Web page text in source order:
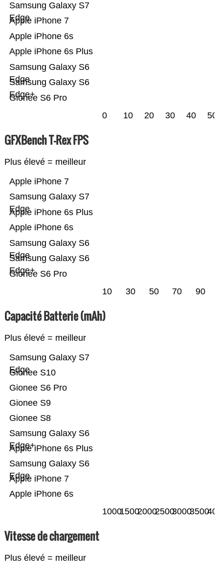
Gionee S6 Pro
Samsung Galaxy S6
Edge+
Samsung Galaxy S6
Edge
Apple iPhone 6s Plus
Apple iPhone 6s
Apple iPhone 7
Samsung Galaxy S7
Edge
0 10 20 30 40 50
GFXBench T-Rex FPS
Plus élevé = meilleur
Gionee S6 Pro
Samsung Galaxy S6
Edge+
Samsung Galaxy S6
Edge
Apple iPhone 6s
Apple iPhone 6s Plus
Samsung Galaxy S7
Edge
Apple iPhone 7
10 30 50 70 90
Capacité Batterie (mAh)
Plus élevé = meilleur
Apple iPhone 6s
Apple iPhone 7
Samsung Galaxy S6
Edge
Apple iPhone 6s Plus
Samsung Galaxy S6
Edge+
Gionee S8
Gionee S9
Gionee S6 Pro
Gionee S10
Samsung Galaxy S7
Edge
100015002000250030003500
Vitesse de chargement
Plus élevé = meilleur